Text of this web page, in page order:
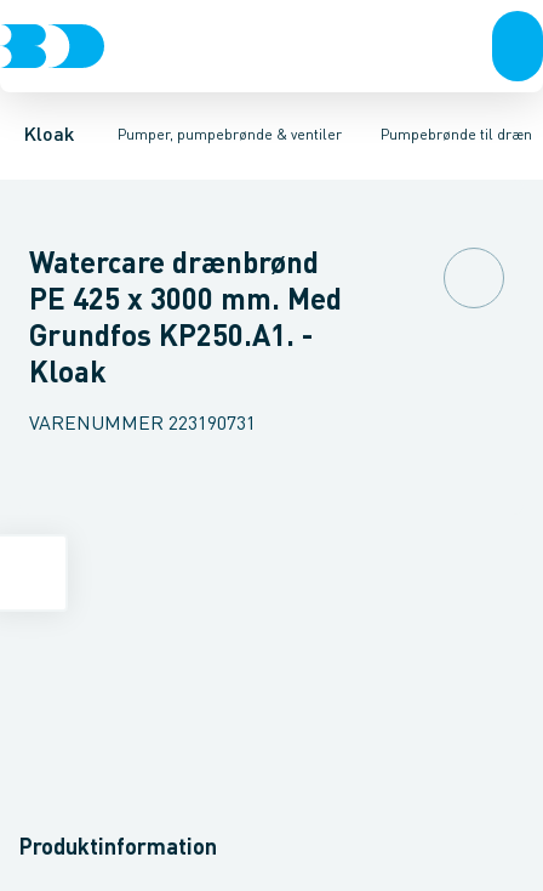
Kloak Pumper, pumpebrønde & ventiler
Rør & fittingsBrøndeBrøndgodsLinjeafvandingTanke,
Pumpebrønde til dræn
Pumpebrønde til gråt spildevandPumpebrønde til sort
Ø400 mm Ø425 mmØ600 mm
Watercare drænbrønd
PE 425 x 3000 mm. Med
Grundfos KP250.A1. -
Kloak
VARENUMMER 223190731
Produktinformation